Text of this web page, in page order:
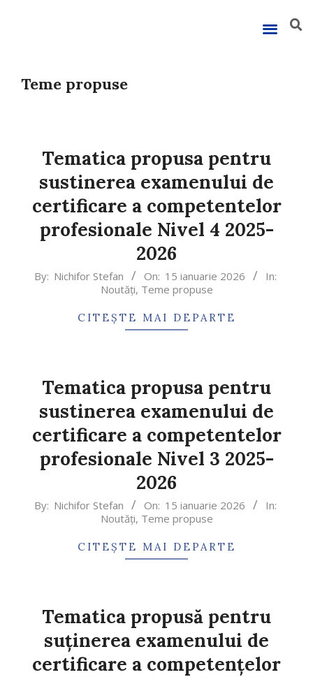
Teme propuse
Tematica propusa pentru
sustinerea examenului de
certificare a competentelor
profesionale Nivel 4 2025-
2026
By: Nichifor Stefan On: 15 ianuarie 2026
In:
Noutăți, Teme propuse
CITEȘTE MAI DEPARTE
Tematica propusa pentru
sustinerea examenului de
certificare a competentelor
profesionale Nivel 3 2025-
2026
By: Nichifor Stefan On: 15 ianuarie 2026
In:
Noutăți, Teme propuse
CITEȘTE MAI DEPARTE
Tematica propusă pentru
suținerea examenului de
certificare a competențelor